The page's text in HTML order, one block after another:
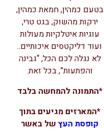
בטעם כמהין, חמאת כמהין,
ירקות מהשוק, בגט טרי,
עוגיות איטלקיות מעולות
ועוד דליקטסים איכותיים..
לא נגלה לכם הכל, “גבינה
והפתעות”, בכל זאת.
*התמונה להמחשה בלבד​
*המארזים מגיעים בתוך
קופסת העץ של באשר